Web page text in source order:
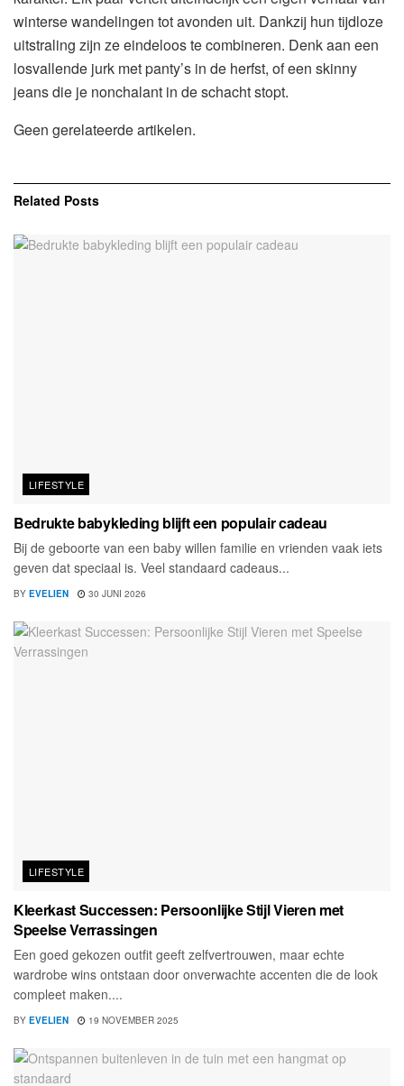
winterse wandelingen tot avonden uit. Dankzij hun tijdloze
uitstraling zijn ze eindeloos te combineren. Denk aan een
losvallende jurk met panty’s in de herfst, of een skinny
jeans die je nonchalant in de schacht stopt.
Geen gerelateerde artikelen.
Related Posts
LIFESTYLE
Bedrukte babykleding blijft een populair cadeau
Bij de geboorte van een baby willen familie en vrienden vaak iets
geven dat speciaal is. Veel standaard cadeaus...
BY EVELIEN 30 JUNI 2026
LIFESTYLE
Kleerkast Successen: Persoonlijke Stijl Vieren met
Speelse Verrassingen
Een goed gekozen outfit geeft zelfvertrouwen, maar echte
wardrobe wins ontstaan door onverwachte accenten die de look
compleet maken....
BY EVELIEN 19 NOVEMBER 2025